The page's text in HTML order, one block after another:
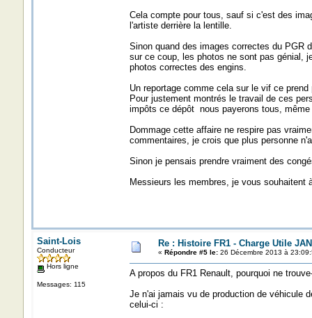
Cela compte pour tous, sauf si c'est des
l'artiste derrière la lentille.
Sinon quand des images correctes du PGR
sur ce coup, les photos ne sont pas génial,
photos correctes des engins.
Un reportage comme cela sur le vif ce
Pour justement montrés le travail de ces
impôts ce dépôt nous payerons tous,
Dommage cette affaire ne respire pas
commentaires, je crois que plus personne
Sinon je pensais prendre vraiment des
Messieurs les membres, je vous souhaitent
Saint-Lois
Conducteur
Hors ligne
Messages: 115
Re : Histoire FR1 - Charge Utile
« Répondre #5 le:26 Décembre 2013 à
A propos du FR1 Renault, pourquoi ne
Je n'ai jamais vu de production de véhicule
celui-ci :